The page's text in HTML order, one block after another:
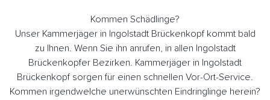
Kommen Schädlinge?
Unser Kammerjäger in Ingolstadt Brückenkopf kommt bald
zu Ihnen. Wenn Sie ihn anrufen, in allen Ingolstadt
Brückenkopfer Bezirken. Kammerjäger in Ingolstadt
Brückenkopf sorgen für einen schnellen Vor-Ort-Service.
Kommen irgendwelche unerwünschten Eindringlinge herein?